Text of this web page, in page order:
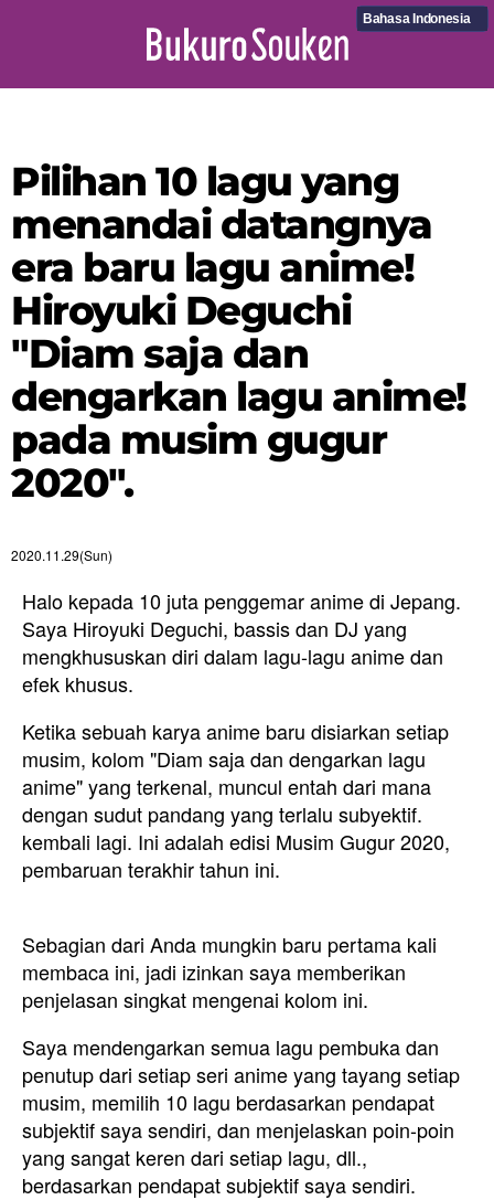
Bahasa Indonesia
Pilihan 10 lagu yang
menandai datangnya
era baru lagu anime!
Hiroyuki Deguchi
"Diam saja dan
dengarkan lagu anime!
pada musim gugur
2020".
2020.11.29(Sun)
Halo kepada 10 juta penggemar anime di Jepang.
Saya Hiroyuki Deguchi, bassis dan DJ yang
mengkhususkan diri dalam lagu-lagu anime dan
efek khusus.
Ketika sebuah karya anime baru disiarkan setiap
musim, kolom "Diam saja dan dengarkan lagu
anime" yang terkenal, muncul entah dari mana
dengan sudut pandang yang terlalu subyektif.
kembali lagi. Ini adalah edisi Musim Gugur 2020,
pembaruan terakhir tahun ini.
Sebagian dari Anda mungkin baru pertama kali
membaca ini, jadi izinkan saya memberikan
penjelasan singkat mengenai kolom ini.
Saya mendengarkan semua lagu pembuka dan
penutup dari setiap seri anime yang tayang setiap
musim, memilih 10 lagu berdasarkan pendapat
subjektif saya sendiri, dan menjelaskan poin-poin
yang sangat keren dari setiap lagu, dll.,
berdasarkan pendapat subjektif saya sendiri.